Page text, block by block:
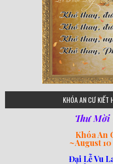
KHÓA AN CƯ KIẾT
Thư Mời
Khóa An
~August
Đại Lễ Vu